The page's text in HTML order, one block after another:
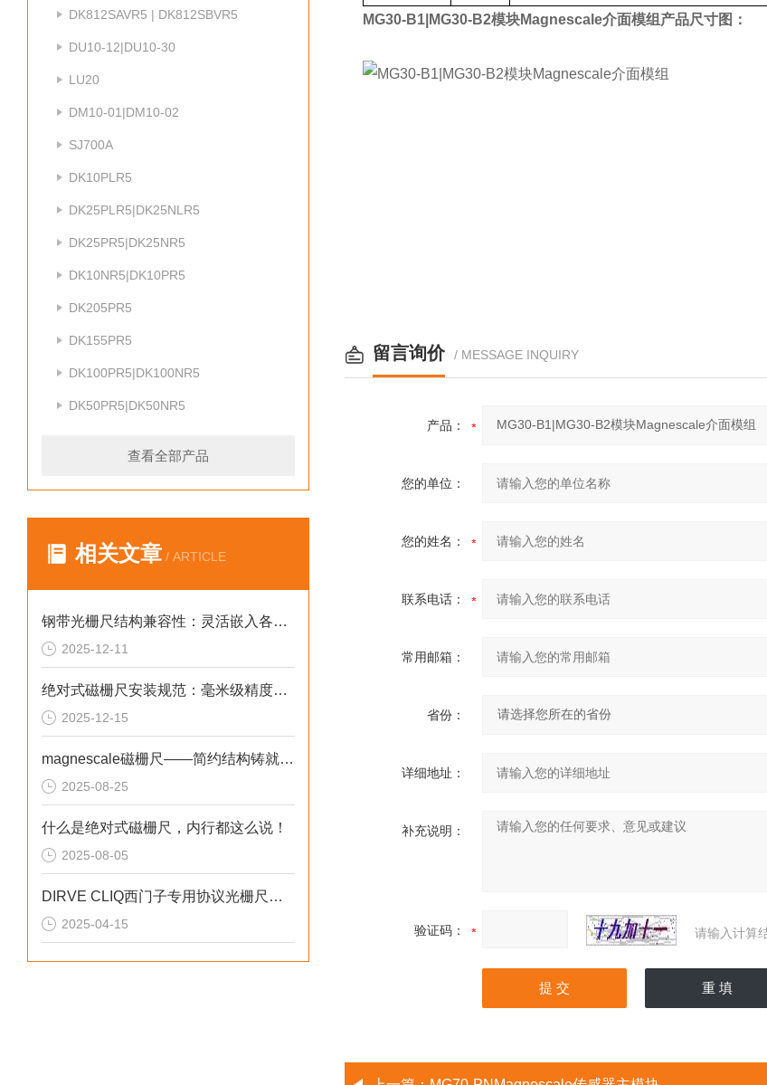
DK812SAVR5 | DK812SBVR5
DU10-12|DU10-30
LU20
DM10-01|DM10-02
SJ700A
DK10PLR5
DK25PLR5|DK25NLR5
DK25PR5|DK25NR5
DK10NR5|DK10PR5
DK205PR5
DK155PR5
DK100PR5|DK100NR5
DK50PR5|DK50NR5
查看全部产品
相关文章 / ARTICLE
钢带光栅尺结构兼容性：灵活嵌入各类机械系统
2025-12-11
绝对式磁栅尺安装规范：毫米级精度的实现路径
2025-12-15
magnescale磁栅尺——简约结构铸就其性能与长久寿命
2025-08-25
什么是绝对式磁栅尺，内行都这么说！
2025-08-05
DIRVE CLIQ西门子专用协议光栅尺的应用情况
2025-04-15
MG30-B1|MG30-B2模块Magnescale介面模组 产品尺寸图：
留言询价 / MESSAGE INQUIRY
产品：
您的单位：
您的姓名：
联系电话：
常用邮箱：
省份：
详细地址：
补充说明：
验证码： 请输入计算